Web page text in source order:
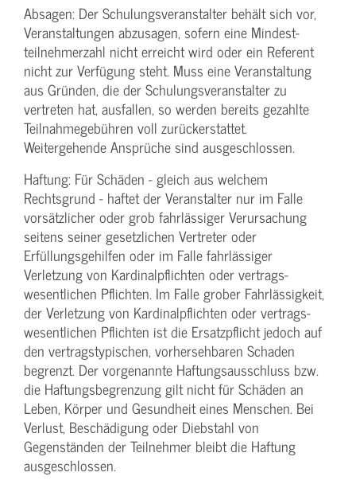
Absagen: Der Schulungs­veranstalter behält sich vor,
Veranstaltungen abzusagen, sofern eine Mindest­
teilnehmerzahl nicht erreicht wird oder ein Referent
nicht zur Verfügung steht. Muss eine Veranstaltung
aus Gründen, die der Schulungs­veranstalter zu
vertreten hat, ausfallen, so werden bereits gezahlte
Teilnahme­gebühren voll zurückerstattet.
Weitergehende Ansprüche sind ausgeschlossen.
Haftung: Für Schäden - gleich aus welchem
Rechtsgrund - haftet der Veranstalter nur im Falle
vorsätzlicher oder grob fahrlässiger Verursachung
seitens seiner gesetzlichen Vertreter oder
Erfüllungsgehilfen oder im Falle fahrlässiger
Verletzung von Kardinalpflichten oder vertrags­
wesentlichen Pflichten. Im Falle grober Fahrlässigkeit,
der Verletzung von Kardinalpflichten oder vertrags­
wesentlichen Pflichten ist die Ersatzpflicht jedoch auf
den vertragstypischen, vorhersehbaren Schaden
begrenzt. Der vorgenannte Haftungs­ausschluss bzw.
die Haftungs­begrenzung gilt nicht für Schäden an
Leben, Körper und Gesundheit eines Menschen. Bei
Verlust, Beschädigung oder Diebstahl von
Gegenständen der Teilnehmer bleibt die Haftung
ausgeschlossen.